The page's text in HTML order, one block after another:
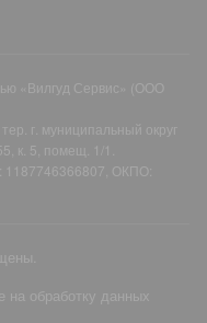
«Вилгуд Сервис» (ООО
г. муниципальный округ
к. 5, помещ. 1/1.
ОКПО:
на обработку данных